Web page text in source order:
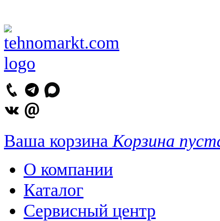
Ваша корзина Корзина
О компании
Каталог
Сервисный центр